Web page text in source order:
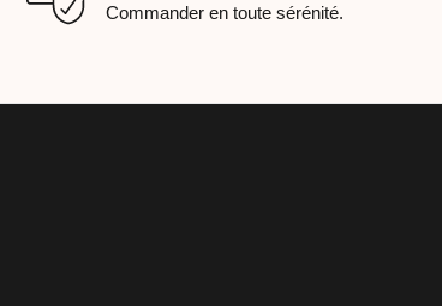
Commander en toute sérénité.